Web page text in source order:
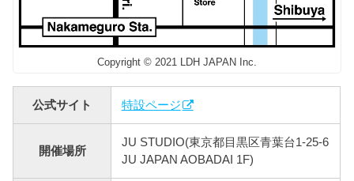
Copyright © 2021 LDH JAPAN Inc.
公式サイト 特設ページ
開催場所
JU STUDIO(東京都目黒区青葉台1-25-6
JU JAPAN AOBADAI 1F)